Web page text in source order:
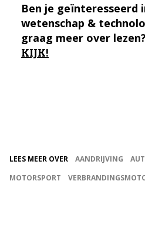
Ben je geïnteresseerd
wetenschap &
graag meer over lezen?
KIJK!
LEES MEER OVER AANDRIJVING
MOTORSPORT